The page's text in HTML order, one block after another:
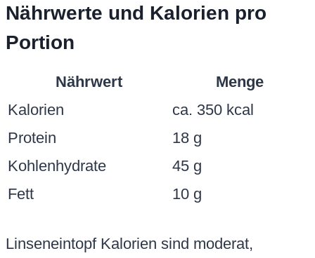
Nährwerte und Kalorien pro
Portion
Nährwert
Menge
Kalorien
ca. 350 kcal
Protein
18 g
Kohlenhydrate
45 g
Fett
10 g
Linseneintopf Kalorien sind moderat,